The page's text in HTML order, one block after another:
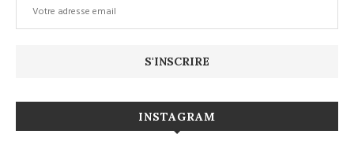
INSTAGRAM